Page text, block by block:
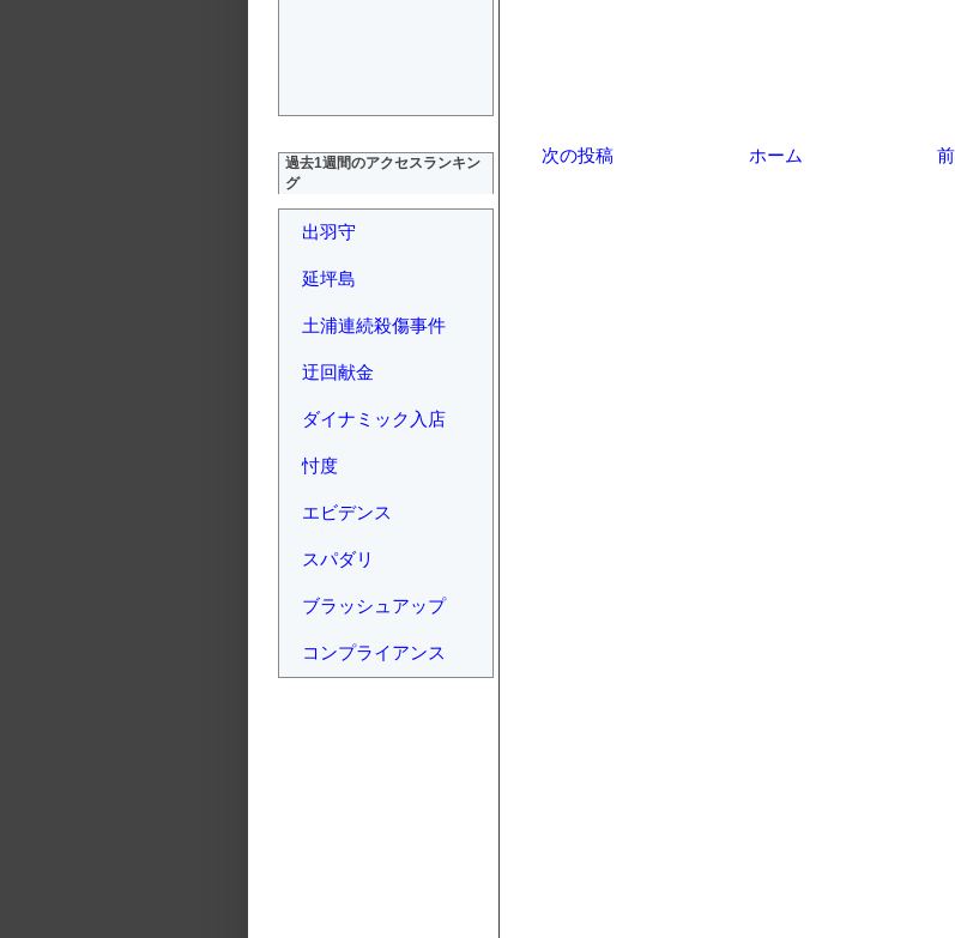
次の投稿 ホーム
過去1週間のアクセスランキン
グ
出羽守
延坪島
土浦連続殺傷事件
迂回献金
ダイナミック入店
忖度
エビデンス
スパダリ
ブラッシュアップ
コンプライアンス